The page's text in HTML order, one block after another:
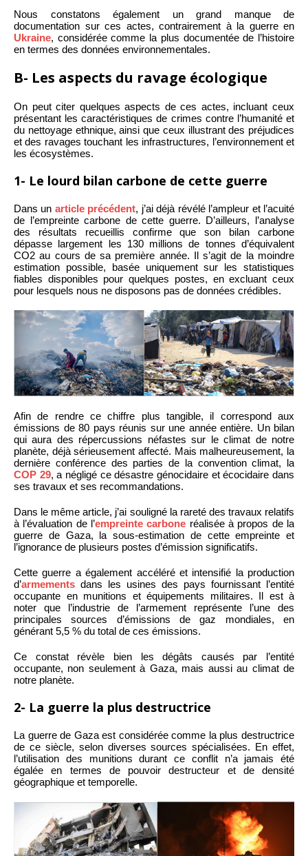
Nous constatons également un grand manque de
documentation sur ces actes, contrairement à la guerre en
Ukraine, considérée comme la plus documentée de l’histoire
en termes des données environnementales.
B- Les aspects du ravage écologique
On peut citer quelques aspects de ces actes, incluant ceux
présentant les caractéristiques de crimes contre l’humanité et
du nettoyage ethnique, ainsi que ceux illustrant des préjudices
et des ravages touchant les infrastructures, l’environnement et
les écosystèmes.
1- Le lourd bilan carbone de cette guerre
Dans un article précédent, j’ai déjà révélé l’ampleur et l’acuité
de l’empreinte carbone de cette guerre. D’ailleurs, l’analyse
des résultats recueillis confirme que son bilan carbone
dépasse largement les 130 millions de tonnes d’équivalent
CO2 au cours de sa première année. Il s’agit de la moindre
estimation possible, basée uniquement sur les statistiques
fiables disponibles pour quelques postes, en excluant ceux
pour lesquels nous ne disposons pas de données crédibles.
Afin de rendre ce chiffre plus tangible, il correspond aux
émissions de 80 pays réunis sur une année entière. Un bilan
qui aura des répercussions néfastes sur le climat de notre
planète, déjà sérieusement affecté. Mais malheureusement, la
dernière conférence des parties de la convention climat, la
COP 29, a négligé ce désastre génocidaire et écocidaire dans
ses travaux et ses recommandations.
Dans le même article, j’ai souligné la rareté des travaux relatifs
à l’évaluation de l’empreinte carbone réalisée à propos de la
guerre de Gaza, la sous-estimation de cette empreinte et
l’ignorance de plusieurs postes d’émission significatifs.
Cette guerre a également accéléré et intensifié la production
d’armements dans les usines des pays fournissant l’entité
occupante en munitions et équipements militaires. Il est à
noter que l’industrie de l’armement représente l’une des
principales sources d’émissions de gaz mondiales, en
générant 5,5 % du total de ces émissions.
Ce constat révèle bien les dégâts causés par l’entité
occupante, non seulement à Gaza, mais aussi au climat de
notre planète.
2- La guerre la plus destructrice
La guerre de Gaza est considérée comme la plus destructrice
de ce siècle, selon diverses sources spécialisées. En effet,
l’utilisation des munitions durant ce conflit n’a jamais été
égalée en termes de pouvoir destructeur et de densité
géographique et temporelle.